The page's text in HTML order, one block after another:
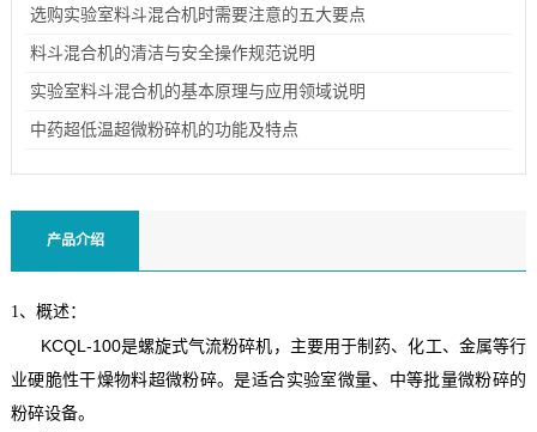
选购实验室料斗混合机时需要注意的五大要点
料斗混合机的清洁与安全操作规范说明
实验室料斗混合机的基本原理与应用领域说明
中药超低温超微粉碎机的功能及特点
产品介绍
1、概述：
KCQL-100是螺旋式气流粉碎机，主要用于制药、化工、金属等行
业硬脆性干燥物料超微粉碎。是适合实验室微量、中等批量微粉碎的
粉碎设备。